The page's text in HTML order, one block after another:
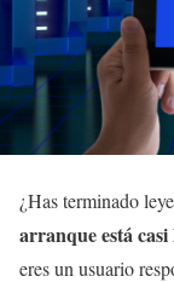
¿Has terminado
arranque está casi
eres un usuario